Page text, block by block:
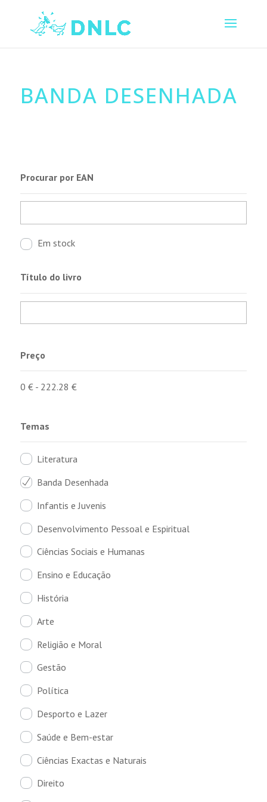
BANDA DESENHADA
Procurar por EAN
Em stock
Título do livro
Preço
0 €- 222.28 €
Temas
Literatura
Banda Desenhada
Infantis e Juvenis
Desenvolvimento Pessoal e Espiritual
Ciências Sociais e Humanas
Ensino e Educação
História
Arte
Religião e Moral
Gestão
Política
Desporto e Lazer
Saúde e Bem-estar
Ciências Exactas e Naturais
Direito